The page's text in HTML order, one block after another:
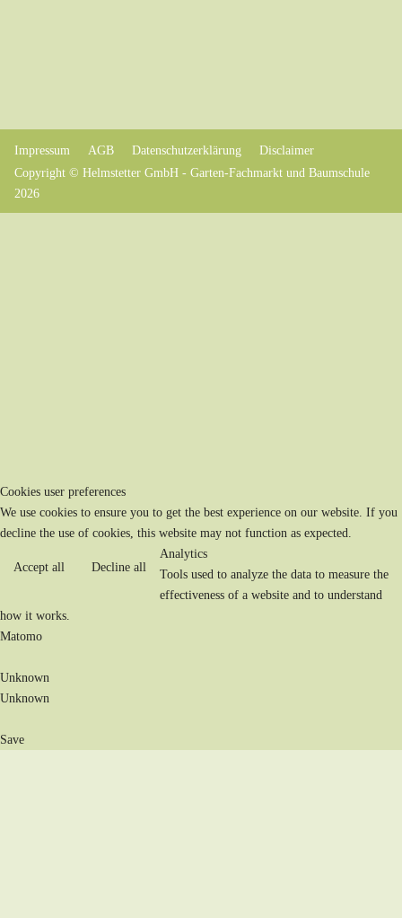
Impressum AGB Datenschutzerklärung
Disclaimer
Copyright © Helmstetter GmbH - Garten-Fachmarkt und Baumschule
2026
Cookies user preferences
We use cookies to ensure you to get the best experience on our website. If you
decline the use of cookies, this website may not function as expected.
Accept all Decline all
Analytics
Tools used to analyze the data to measure the
effectiveness of a website and to understand
how it works.
Matomo
Unknown
Unknown
Save